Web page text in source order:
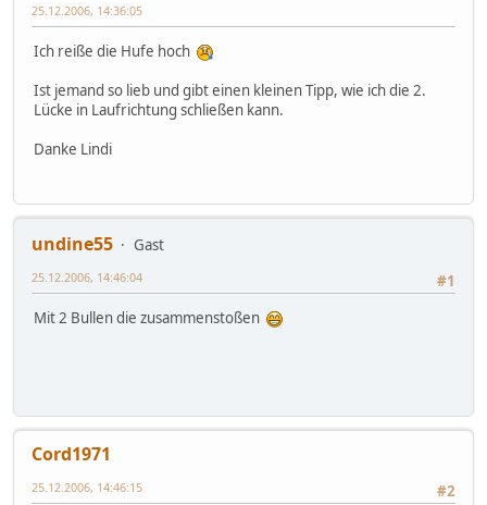
25.12.2006, 14:36:05
Ich reiße die Hufe hoch
Ist jemand so lieb und gibt einen kleinen Tipp, wie ich die 2.
Lücke in Laufrichtung schließen kann.
Danke Lindi
undine55
Gast
#1
25.12.2006, 14:46:04
Mit 2 Bullen die zusammenstoßen
Cord1971
#2
25.12.2006, 14:46:15